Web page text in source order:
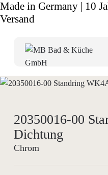
Made in Germany | 10
Versand
20350016-00
Dichtung
Chrom